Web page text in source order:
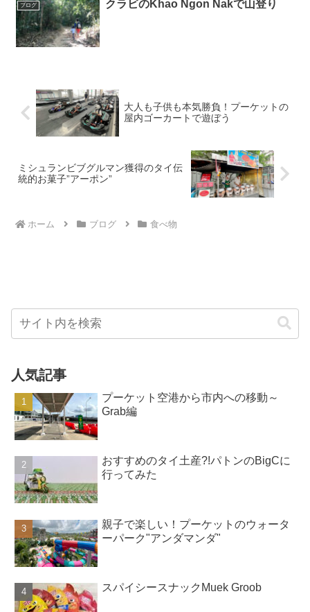
ブログ クラビのKhao Ngon Nakで山登り
大人も子供も本気勝負！プーケットの
屋内ゴーカートで遊ぼう
ミシュランビブグルマン獲得のタイ伝
統的お菓子”アーポン”
ホーム ブログ 食べ物
人気記事
プーケット空港から市内への移動～
Grab編
おすすめのタイ土産?!パトンのBigCに
行ってみた
親子で楽しい！プーケットのウォータ
ーパーク"アンダマンダ"
スパイシースナックMuek Groob